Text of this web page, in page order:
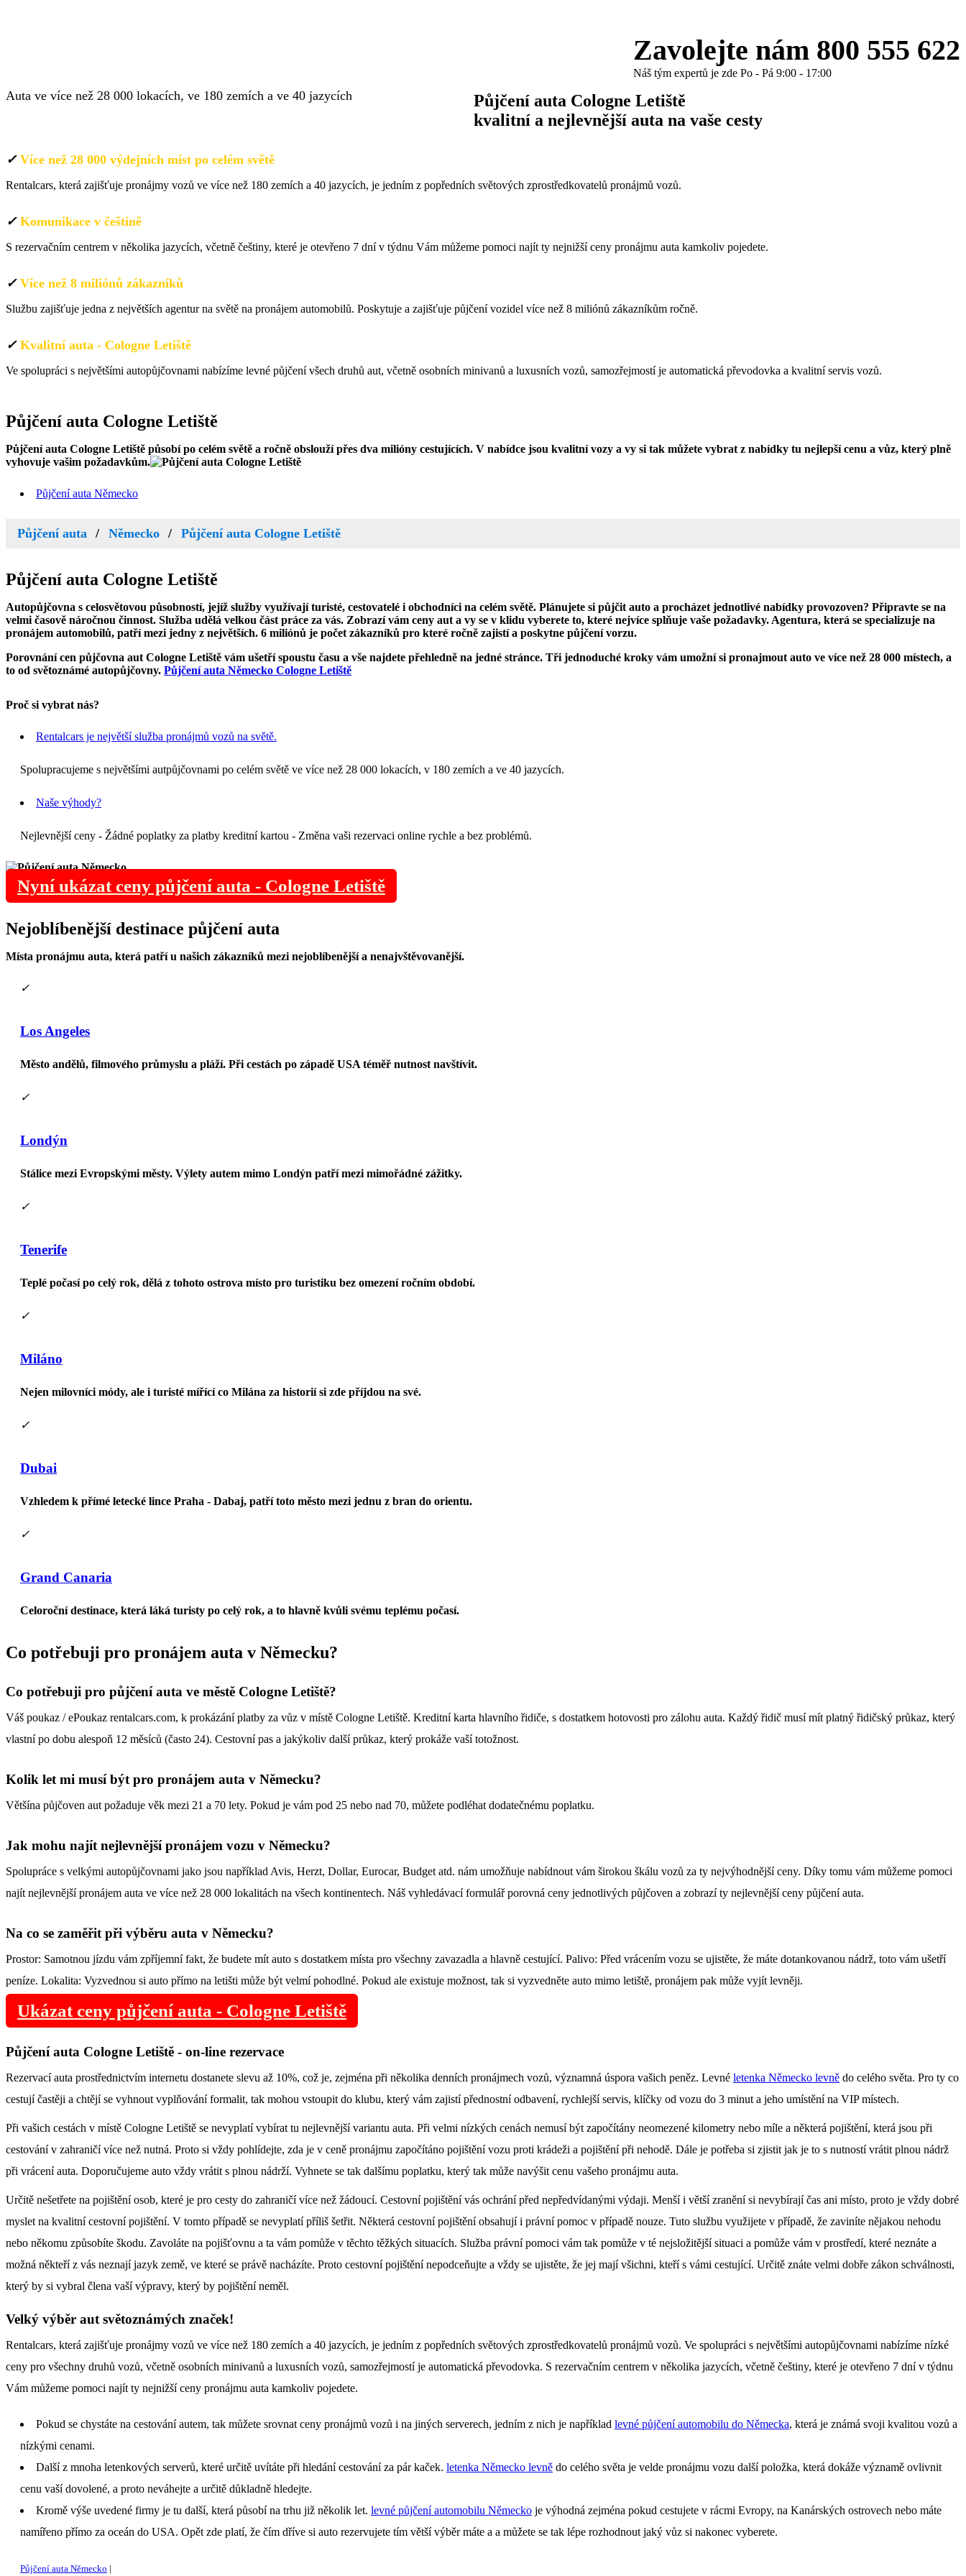
Auta ve více než 28 000 lokacích, ve 180 zemích a ve 40 jazycích
Zavolejte nám 800 555 622
Náš tým expertů je zde Po - Pá 9:00 - 17:00
Půjčení auta Cologne Letiště
kvalitnía nejlevnější auta na vaše cesty
✓ Více než 28 000 výdejních míst po celém světě
Rentalcars, která zajišťuje pronájmy vozů ve více než 180 zemích a 40 jazycích, je jedním z popředních světových zprostředkovatelů pronájmů vozů.
✓ Komunikace v češtině
S rezervačním centrem v několika jazycích, včetně češtiny, které je otevřeno 7 dní v týdnu Vám můžeme pomoci najít ty nejnižší ceny pronájmu auta kamkoliv pojedete.
✓ Více než 8 miliónů zákazníků
Službu zajišťuje jedna z největších agentur na světě na pronájem automobilů. Poskytuje a zajišťuje půjčení vozidel více než 8 miliónů zákazníkům ročně.
✓ Kvalitní auta - Cologne Letiště
Ve spolupráci s největšími autopůjčovnami nabízíme levné půjčení všech druhů aut, včetně osobních minivanů a luxusních vozů, samozřejmostí je automatická převodovka a kvalitní servis vozů.
Půjčení auta Cologne Letiště
Půjčení auta Cologne Letiště působí po celém světě a ročně obslouží přes dva milióny cestujících. V nabídce jsou kvalitní vozy a vy si tak můžete vybrat z nabídky tu nejlepší cenu a vůz, který plně
vyhovuje vašim požadavkům.
Půjčení auta Německo
Půjčení auta Německo Půjčení auta Cologne Letiště
Půjčení auta Cologne Letiště
Autopůjčovna s celosvětovou působností, jejíž služby využívají turisté, cestovatelé i obchodníci na celém světě. Plánujete si půjčit auto a procházet jednotlivé nabídky provozoven? Připravte se na
velmi časově náročnou činnost. Služba udělá velkou část práce za vás. Zobrazí vám ceny aut a vy se v klidu vyberete to, které nejvíce splňuje vaše požadavky. Agentura, která se specializuje na
pronájem automobilů, patří mezi jedny z největších. 6 miliónů je počet zákazníků pro které ročně zajistí a poskytne půjčení vorzu.
Porovnání cen půjčovna aut Cologne Letiště vám ušetří spoustu času a vše najdete přehledně na jedné stránce. Tři jednoduché kroky vám umožní si pronajmout auto ve více než 28 000 místech, a
to od světoznámé autopůjčovny. Půjčení auta Německo Cologne Letiště
Proč si vybrat nás?
Rentalcars je největší služba pronájmů vozů na světě.
Spolupracujeme s největšími autpůjčovnami po celém světě ve více než 28 000 lokacích, v 180 zemích a ve 40 jazycích.
Naše výhody?
Nejlevnější ceny - Žádné poplatky za platby kreditní kartou - Změna vaši rezervaci online rychle a bez problémů.
Nyní ukázat ceny půjčení auta - Cologne Letiště
Nejoblíbenější destinace půjčení auta
Místa pronájmu auta, která patří u našich zákazníků mezi nejoblíbenější a nenajvštěvovanější.
✓
Los Angeles
Město andělů, filmového průmyslu a pláží. Při cestách po západě USA téměř nutnost navštívit.
✓
Londýn
Stálice mezi Evropskými městy. Výlety autem mimo Londýn patří mezi mimořádné zážitky.
✓
Tenerife
Teplé počasí po celý rok, dělá z tohoto ostrova místo pro turistiku bez omezení ročním období.
✓
Miláno
Nejen milovníci módy, ale i turisté mířící co Milána za historií si zde příjdou na své.
✓
Dubai
Vzhledem k přímé letecké lince Praha - Dabaj, patří toto město mezi jednu z bran do orientu.
✓
Grand Canaria
Celoroční destinace, která láká turisty po celý rok, a to hlavně kvůli svému teplému počasí.
Co potřebuji pro pronájem auta v Německu?
Co potřebuji pro půjčení auta ve městě Cologne Letiště?
Váš poukaz / ePoukaz rentalcars.com, k prokázání platby za vůz v místě Cologne Letiště. Kreditní karta hlavního řidiče, s dostatkem hotovosti pro zálohu auta. Každý řidič musí mít platný řidičský průkaz, který
vlastní po dobu alespoň 12 měsíců (často 24). Cestovní pas a jakýkoliv další průkaz, který prokáže vaší totožnost.
Kolik let mi musí být pro pronájem auta v Německu?
Většína půjčoven aut požaduje věk mezi 21 a 70 lety. Pokud je vám pod 25 nebo nad 70, můžete podléhat dodatečnému poplatku.
Jak mohu najít nejlevnější pronájem vozu v Německu?
Spolupráce s velkými autopůjčovnami jako jsou například Avis, Herzt, Dollar, Eurocar, Budget atd. nám umožňuje nabídnout vám širokou škálu vozů za ty nejvýhodnější ceny. Díky tomu vám můžeme pomoci
najít nejlevnější pronájem auta ve více než 28 000 lokalitách na všech kontinentech. Náš vyhledávací formulář porovná ceny jednotlivých půjčoven a zobrazí ty nejlevnější ceny půjčení auta.
Na co se zaměřit při výběru auta v Německu?
Prostor: Samotnou jízdu vám zpříjemní fakt, že budete mít auto s dostatkem místa pro všechny zavazadla a hlavně cestující. Palivo: Před vrácením vozu se ujistěte, že máte dotankovanou nádrž, toto vám ušetří
peníze. Lokalita: Vyzvednou si auto přímo na letišti může být velmí pohodlné. Pokud ale existuje možnost, tak si vyzvedněte auto mimo letiště, pronájem pak může vyjít levněji.
Ukázat ceny půjčení auta - Cologne Letiště
Půjčení auta Cologne Letiště - on-line rezervace
Rezervací auta prostřednictvím internetu dostanete slevu až 10%, což je, zejména při několika denních pronájmech vozů, významná úspora vašich peněz. Levné letenka Německo levně do celého světa. Pro ty co
cestují častěji a chtějí se vyhnout vyplňování formalit, tak mohou vstoupit do klubu, který vám zajistí přednostní odbavení, rychlejší servis, klíčky od vozu do 3 minut a jeho umístění na VIP místech.
Při vašich cestách v místě Cologne Letiště se nevyplatí vybírat tu nejlevnější variantu auta. Při velmi nízkých cenách nemusí být započítány neomezené kilometry nebo míle a některá pojištění, která jsou při
cestování v zahraničí více než nutná. Proto si vždy pohlídejte, zda je v ceně pronájmu započítáno pojištění vozu proti krádeži a pojištění při nehodě. Dále je potřeba si zjistit jak je to s nutností vrátit plnou nádrž
při vrácení auta. Doporučujeme auto vždy vrátit s plnou nádrží. Vyhnete se tak dalšímu poplatku, který tak může navýšit cenu vašeho pronájmu auta.
Určitě nešetřete na pojištění osob, které je pro cesty do zahraničí více než žádoucí. Cestovní pojištění vás ochrání před nepředvídanými výdaji. Menší i větší zranění si nevybírají čas ani místo, proto je vždy dobré
myslet na kvalitní cestovní pojištění. V tomto případě se nevyplatí příliš šetřit. Některá cestovní pojištění obsahují i právní pomoc v případě nouze. Tuto službu využijete v případě, že zaviníte nějakou nehodu
nebo někomu způsobíte škodu. Zavoláte na pojišťovnu a ta vám pomůže v těchto těžkých situacích. Služba právní pomoci vám tak pomůže v té nejsložitější situaci a pomůže vám v prostředí, které neznáte a
možná někteří z vás neznají jazyk země, ve které se právě nacházíte. Proto cestovní pojištění nepodceňujte a vždy se ujistěte, že jej mají všichni, kteří s vámi cestující. Určitě znáte velmi dobře zákon schválnosti,
který by si vybral člena vaší výpravy, který by pojištění neměl.
Velký výběr aut světoznámých značek!
Rentalcars, která zajišťuje pronájmy vozů ve více než 180 zemích a 40 jazycích, je jedním z popředních světových zprostředkovatelů pronájmů vozů. Ve spolupráci s největšími autopůjčovnami nabízíme nízké
ceny pro všechny druhů vozů, včetně osobních minivanů a luxusních vozů, samozřejmostí je automatická převodovka. S rezervačním centrem v několika jazycích, včetně češtiny, které je otevřeno 7 dní v týdnu
Vám můžeme pomoci najít ty nejnižší ceny pronájmu auta kamkoliv pojedete.
Pokud se chystáte na cestování autem, tak můžete srovnat ceny pronájmů vozů i na jiných serverech, jedním z nich je například levné půjčení automobilu do Německa, která je známá svoji kvalitou vozů a
nízkými cenami.
Další z mnoha letenkových serverů, které určitě uvítáte při hledání cestování za pár kaček. letenka Německo levně do celého světa je velde pronájmu vozu další položka, která dokáže významě ovlivnit
cenu vaší dovolené, a proto neváhejte a určitě důkladně hledejte.
Kromě výše uvedené firmy je tu další, která působí na trhu již několik let. levné půjčení automobilu Německo je výhodná zejména pokud cestujete v rácmi Evropy, na Kanárských ostrovech nebo máte
namířeno přímo za oceán do USA. Opět zde platí, že čím dříve si auto rezervujete tím větší výběr máte a a můžete se tak lépe rozhodnout jaký vůz si nakonec vyberete.
Půjčení auta Německo